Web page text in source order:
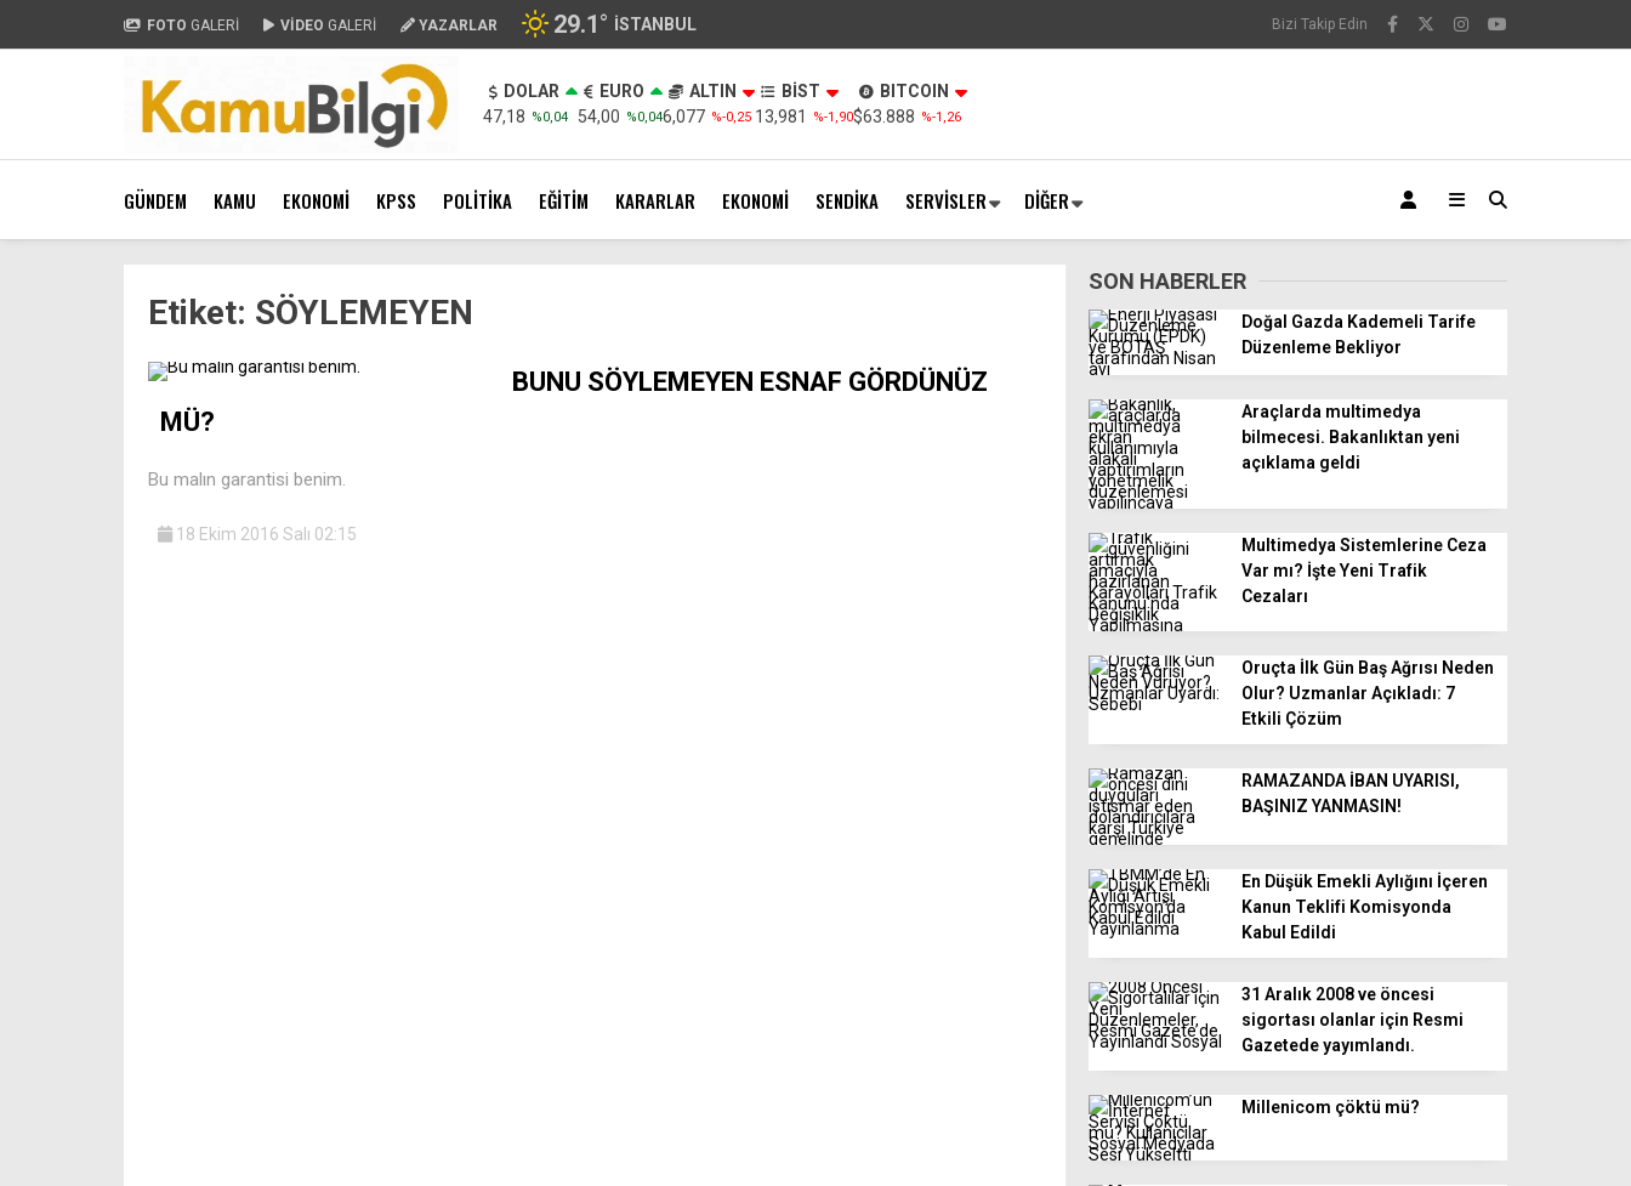
FOTO GALERİ VİDEO GALERİ YAZARLAR 29.1° İSTANBUL Bizi Takip Edin
DOLAR
47,18 %0,04
EURO
54,00 %0,04
ALTIN
6,077 %-0,25
BİST
13,981
%-1,90
BITCOIN
$63.888 %-1,26
GÜNDEM KAMU EKONOMİ KPSS POLİTİKA EĞİTİM KARARLAR EKONOMİ SENDİKA SERVİSLER DİĞER
Etiket: SÖYLEMEYEN
BUNU SÖYLEMEYEN ESNAF GÖRDÜNÜZ
MÜ?
Bu malın garantisi benim.
18 Ekim 2016 Salı 02:15
SON HABERLER
Doğal Gazda Kademeli Tarife
Düzenleme Bekliyor
Araçlarda multimedya
bilmecesi. Bakanlıktan yeni
açıklama geldi
Multimedya Sistemlerine Ceza
Var mı? İşte Yeni Trafik
Cezaları
Oruçta İlk Gün Baş Ağrısı Neden
Olur? Uzmanlar Açıkladı: 7
Etkili Çözüm
RAMAZANDA İBAN UYARISI,
BAŞINIZ YANMASIN!
En Düşük Emekli Aylığını İçeren
Kanun Teklifi Komisyonda
Kabul Edildi
31 Aralık 2008 ve öncesi
sigortası olanlar için Resmi
Gazetede yayımlandı.
Millenicom çöktü mü?